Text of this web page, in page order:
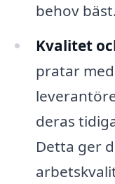
behov bäst.
Kvalitet
pratar
deras
Detta ger